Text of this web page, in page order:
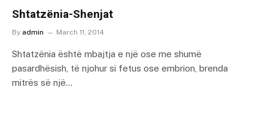
Shtatzënia-Shenjat
By admin March 11, 2014
Shtatzënia është mbajtja e një ose me shumë
pasardhësish, të njohur si fetus ose embrion, brenda
mitrës së një…